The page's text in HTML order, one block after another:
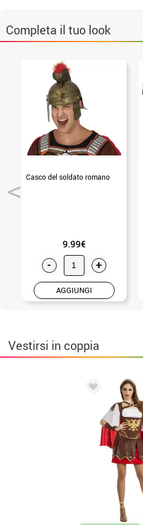
Completa il tuo look
Casco del soldato romano
9.99€
- +
AGGIUNGI
Vestirsi in coppia